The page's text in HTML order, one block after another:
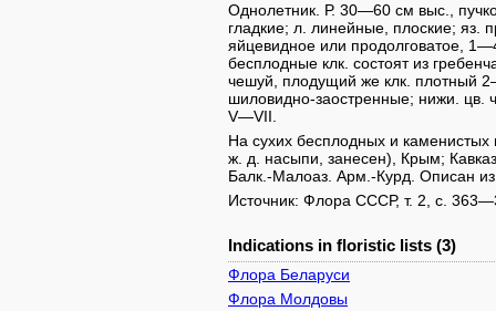
Однолетник. Р. 30—60 см выс.,
гладкие; л. линейные, плоские; яз.
яйцевидное или продолговатое,
бесплодные клк. состоят из
чешуй, плодущий же клк. плотный
шиловидно-заостренные; нижи.
V—VII.
На сухих бесплодных и
ж. д. насыпи, занесен), Крым;
Балк.-Малоаз. Арм.-Курд. Описан
Источник: Флора СССР, т. 2, с.
Indications in floristic lists (3)
Флора Беларуси
Флора Молдовы